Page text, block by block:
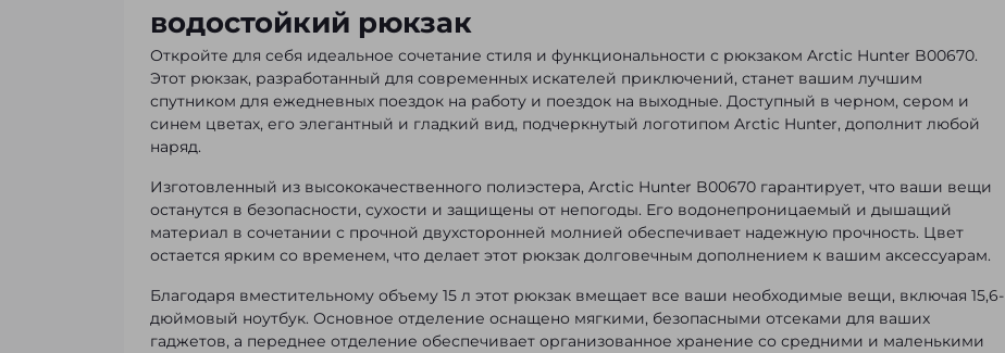
водостойкий рюкзак
Откройте для себя идеальное сочетание стиля и функциональности с рюкзаком Arctic Hunter B00670.
Этот рюкзак, разработанный для современных искателей приключений, станет вашим лучшим
спутником для ежедневных поездок на работу и поездок на выходные. Доступный в черном, сером и
синем цветах, его элегантный и гладкий вид, подчеркнутый логотипом Arctic Hunter, дополнит любой
наряд.
Изготовленный из высококачественного полиэстера, Arctic Hunter B00670 гарантирует, что ваши вещи
останутся в безопасности, сухости и защищены от непогоды. Его водонепроницаемый и дышащий
материал в сочетании с прочной двухсторонней молнией обеспечивает надежную прочность. Цвет
остается ярким со временем, что делает этот рюкзак долговечным дополнением к вашим аксессуарам.
Благодаря вместительному объему 15 л этот рюкзак вмещает все ваши необходимые вещи, включая 15,6-
дюймовый ноутбук. Основное отделение оснащено мягкими, безопасными отсеками для ваших
гаджетов, а переднее отделение обеспечивает организованное хранение со средними и маленькими